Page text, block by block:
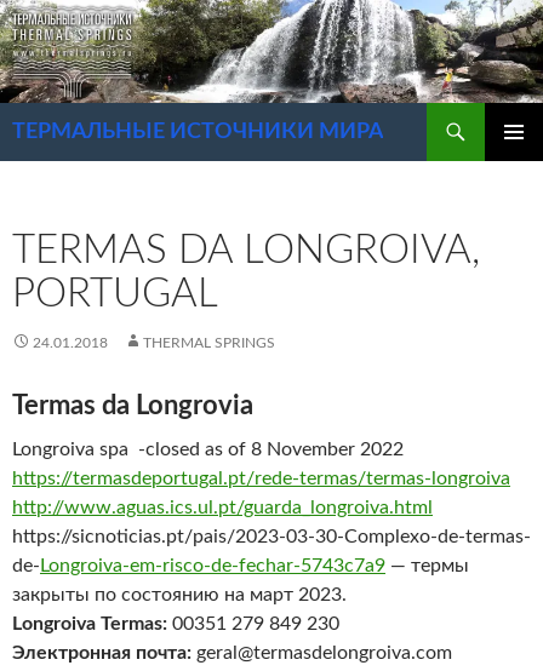
Перейти
к
содержимому
ТЕРМАЛЬНЫЕ ИСТОЧНИКИ МИРА
TERMAS DA LONGROIVA,
PORTUGAL
24.01.2018 THERMAL SPRINGS
Termas da Longrovia
Longroiva spa -closed as of 8 November 2022
https://termasdeportugal.pt/rede-termas/termas-longroiva
http://www.aguas.ics.ul.pt/guarda_longroiva.html
https://sicnoticias.pt/pais/2023-03-30-Complexo-de-termas-
de- Longroiva-em-risco-de-fechar-5743c7a9 — термы
закрыты по состоянию на март 2023.
Longroiva Termas: 00351 279 849 230
Электронная почта: geral@termasdelongroiva.com